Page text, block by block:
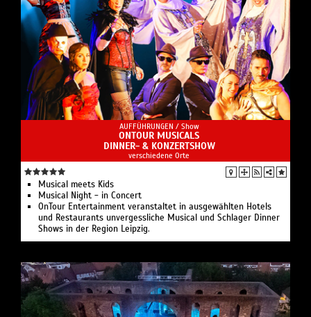
AUFFÜHRUNGEN / Show
ONTOUR MUSICALS
DINNER- & KONZERTSHOW
verschiedene Orte
Musical meets Kids
Musical Night - in Concert
OnTour Entertainment veranstaltet in ausgewählten Hotels
und Restaurants unvergessliche Musical und Schlager Dinner
Shows in der Region Leipzig.